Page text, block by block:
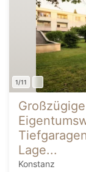
1/11
Lage...
Konstanz